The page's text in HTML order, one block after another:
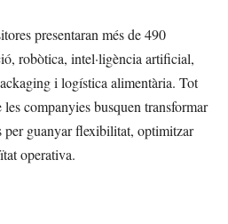
presentaran més de 490
robòtica, intel·ligència artificial,
i logística alimentària. Tot
companyies busquen transformar
per guanyar flexibilitat, optimitzar
operativa.